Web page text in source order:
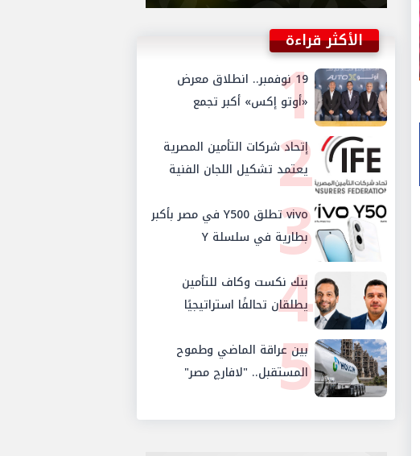
الأكثر قراءة
119 نوفمبر.. انطلاق معرض
«أوتو إكس» أكبر تجمع
لموزعي السيارات المعتمدين
في مصر
2
إتحاد شركات التأمين المصرية
يعتمد تشكيل اللجان الفنية
للدورة الجديدة ويستحدث
لجنتي الأمن السيبراني
والإستثمار والإدخار
3
vivo تطلق Y500 في مصر بأكبر
بطارية في سلسلة Y
4
بنك نكست وكاف للتأمين
يطلقان تحالفًا استراتيجيًا
لتقديم حلول تأمينية متكاملة
لعملاء البنك
5
بين عراقة الماضي وطموح
المستقبل.. "لافارچ مصر"
تتحول رسمياً إلى "هولسيم
مصر"